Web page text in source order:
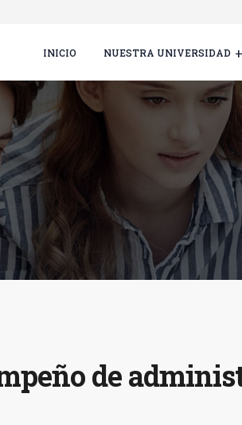
INICIO NUESTRA UNIVERSIDAD
de